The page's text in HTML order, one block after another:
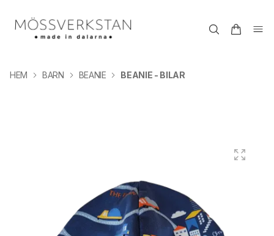
HEM BARN BEANIE BEANIE - BILAR